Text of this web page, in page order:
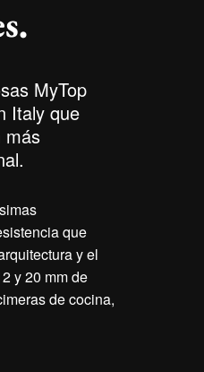
MyTop
Italy que
más
que
y el
y 20 mm de
de cocina,